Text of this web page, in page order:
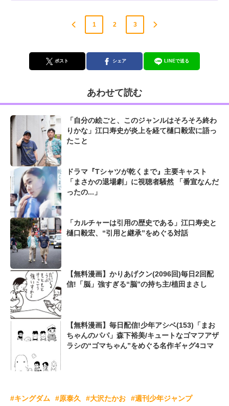
1 2 3
ポスト シェア LINEで送る
あわせて読む
「自分の絵ごと、このジャンルはそろそろ終わ
りかな」江口寿史が炎上を経て樋口毅宏に語っ
たこと
ドラマ『Tシャツが乾くまで』主要キャスト
「まさかの退場劇」に視聴者騒然 「番宣なんだ
ったの...」
「カルチャーは引用の歴史である」江口寿史と
樋口毅宏、“引用と継承”をめぐる対話
【無料漫画】かりあげクン(2096回)毎日2回配
信!「脳」強すぎる“脳”の持ち主/植田まさし
【無料漫画】毎日配信!少年アシベ(153)「まお
ちゃんのパパ」森下裕美/キュートなゴマフアザ
ラシの“ゴマちゃん”をめぐる名作ギャグ4コマ
#キングダム #原泰久 #大沢たかお
#週刊少年ジャンプ